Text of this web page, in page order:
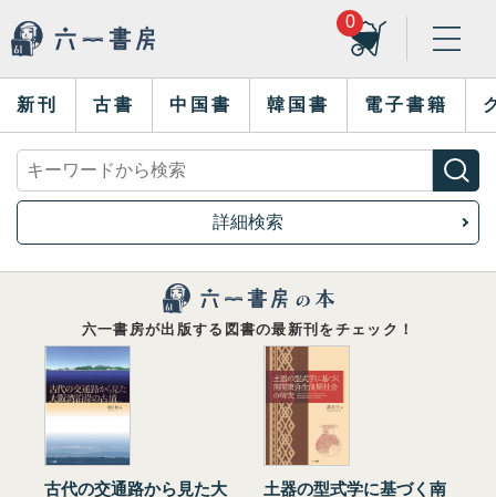
0
新刊 古書 中国書 韓国書 電子書籍
詳細検索
六一書房が出版する図書の最新刊をチェック！
古代の交通路から見た大
土器の型式学に基づく南